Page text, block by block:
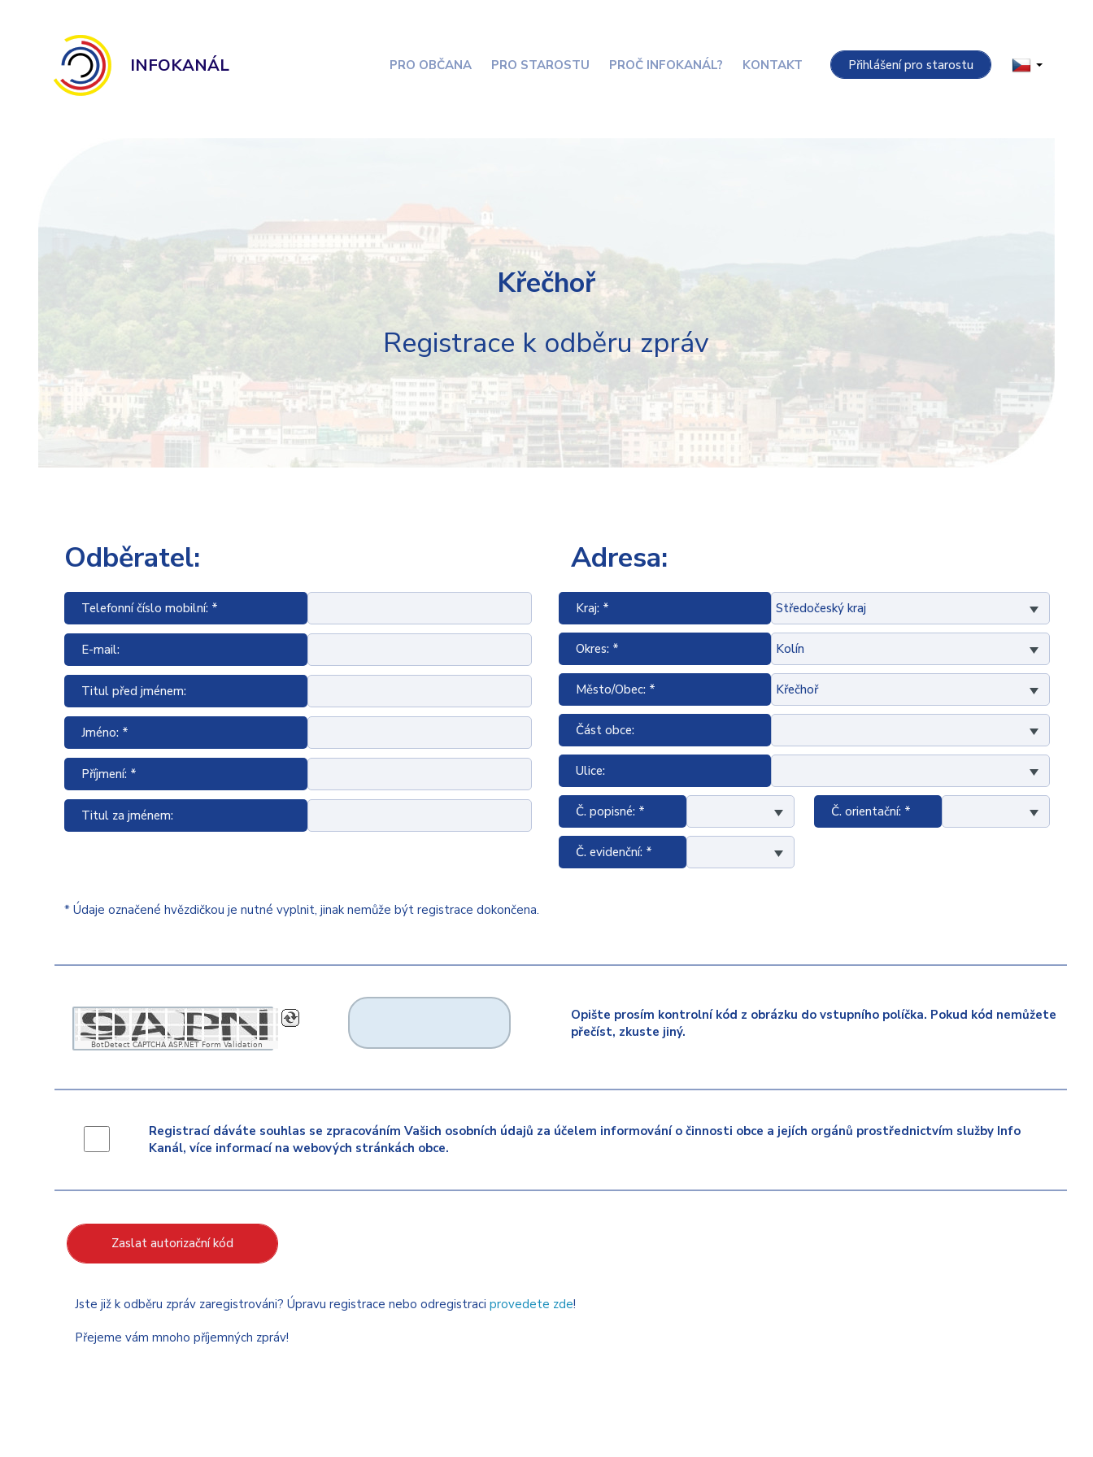
INFOKANÁL PRO OBČANA PRO STAROSTU PROČ INFOKANÁL? KONTAKT Přihlášení pro starostu
Křečhoř
Registrace k odběru zpráv
Odběratel:
Telefonní číslo mobilní: *
E-mail:
Titul před jménem:
Jméno: *
Příjmení: *
Titul za jménem:
Adresa:
Kraj: *
Okres: *
Město/Obec: *
Část obce:
Ulice:
Č. popisné: * Č. orientační: *
Č. evidenční: *
* Údaje označené hvězdičkou je nutné vyplnit, jinak nemůže být registrace dokončena.
BotDetect CAPTCHA ASP.NET Form Validation
Opište prosím kontrolní kód z obrázku do vstupního políčka. Pokud kód nemůžete
přečíst, zkuste jiný.
Registrací dáváte souhlas se zpracováním Vašich osobních údajů za účelem informování o činnosti obce a jejích orgánů prostřednictvím služby Info
Kanál, více informací na webových stránkách obce.
Zaslat autorizační kód
Jste již k odběru zpráv zaregistrováni? Úpravu registrace nebo odregistraci provedete zde!
Přejeme vám mnoho příjemných zpráv!